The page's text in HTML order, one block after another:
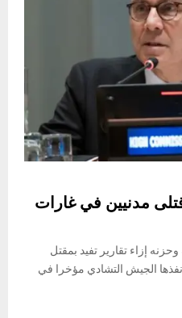
مدنيين في غارات
إزاء تقارير تفيد بمقتل
الجيش التشادي مؤخرا في